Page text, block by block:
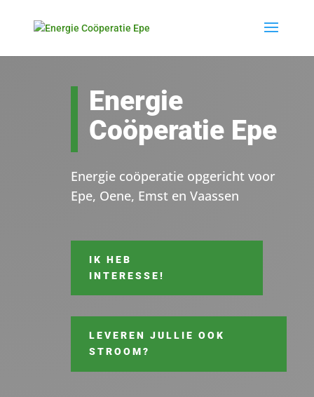
Energie
Coöperatie Epe
Energie coöperatie opgericht voor
Epe, Oene, Emst en Vaassen
IK HEB
INTERESSE!
LEVEREN JULLIE OOK
STROOM?